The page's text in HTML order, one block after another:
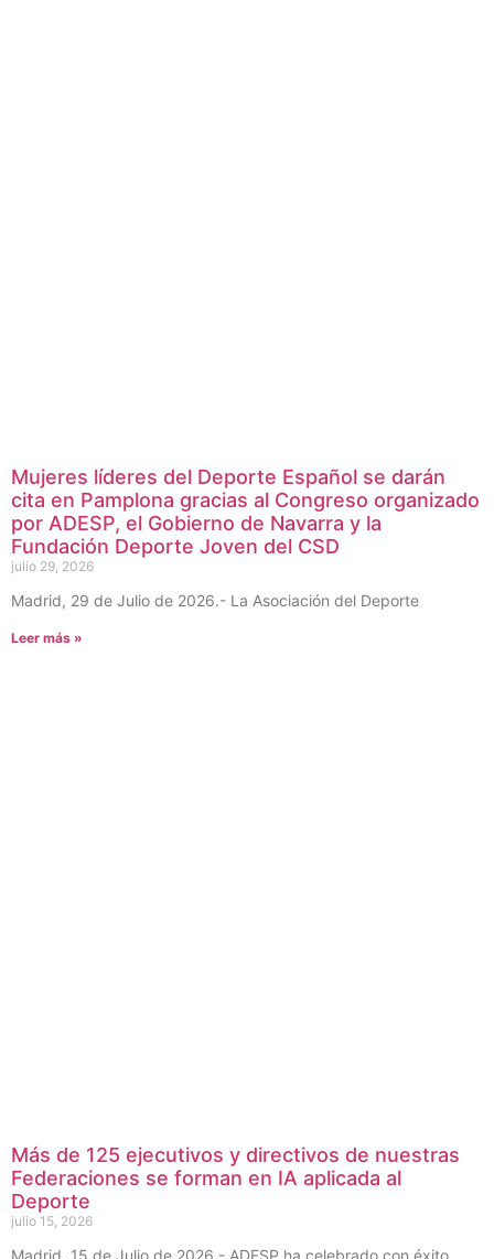
Mujeres líderes del Deporte Español se darán
cita en Pamplona gracias al Congreso organizado
por ADESP, el Gobierno de Navarra y la
Fundación Deporte Joven del CSD
julio 29, 2026
Madrid, 29 de Julio de 2026.- La Asociación del Deporte
Leer más »
Más de 125 ejecutivos y directivos de nuestras
Federaciones se forman en IA aplicada al
Deporte
julio 15, 2026
Madrid, 15 de Julio de 2026.- ADESP ha celebrado con éxito